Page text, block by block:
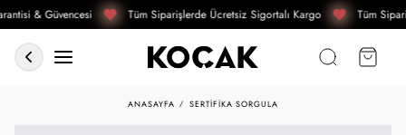
& Güvencesi Tüm Siparişlerde Ücretsiz Sigortalı Kargo Tüm
ANASAYFA SERTIFIKA SORGULA